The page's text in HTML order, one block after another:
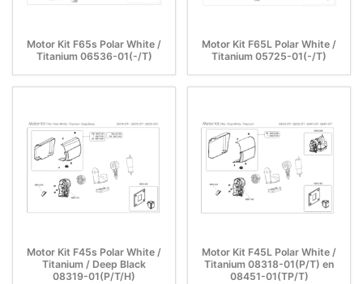
Motor Kit F65s Polar White /
Titanium 06536-01(-/T)
Motor Kit F65L Polar White /
Titanium 05725-01(-/T)
Motor Kit F45s Polar White /
Titanium / Deep Black
08319-01(P/T/H)
Motor Kit F45L Polar White /
Titanium 08318-01(P/T) en
08451-01(TP/T)